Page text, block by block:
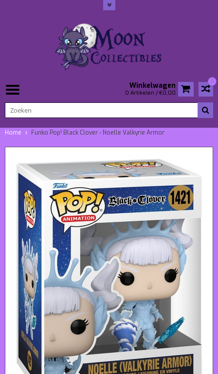
0
Winkelwagen
0 Artikelen / €0,00
Home Funko Pop! Black Clover - Noelle Valkyrie Armor